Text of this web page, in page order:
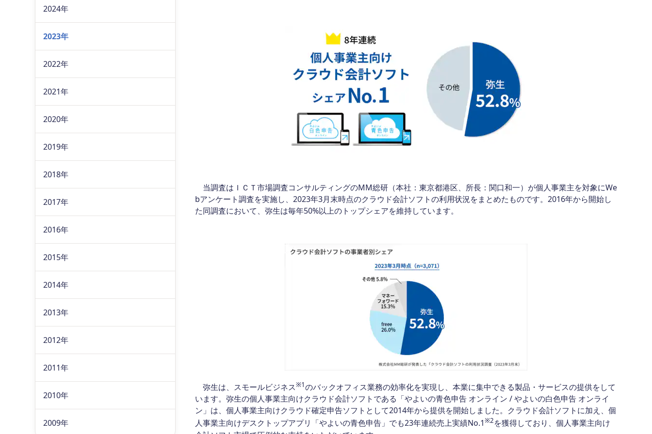
当調査はＩＣＴ市場調査コンサルティングのMM総研（本社：東京都港区、所長：関口和一）が個人事業主を対象にWe
bアンケート調査を実施し、2023年3月末時点のクラウド会計ソフトの利用状況をまとめたものです。2016年から開始し
た同調査において、弥生は毎年50%以上のトップシェアを維持しています。
弥生は、スモールビジネス※1のバックオフィス業務の効率化を実現し、本業に集中できる製品・サービスの提供をして
います。弥生の個人事業主向けクラウド会計ソフトである「やよいの青色申告 オンライン / やよいの白色申告 オンライ
ン」は、個人事業主向けクラウド確定申告ソフトとして2014年から提供を開始しました。クラウド会計ソフトに加え、個
人事業主向けデスクトップアプリ「やよいの青色申告」でも23年連続売上実績No.1※2を獲得しており、個人事業主向け
2024年
2023年
2022年
2021年
2020年
2019年
2018年
2017年
2016年
2015年
2014年
2013年
2012年
2011年
2010年
2009年